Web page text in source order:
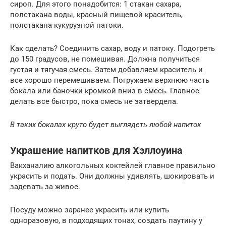
сироп. Для этого понадобится: 1 стакан сахара,
полстакана воды, красный пищевой краситель,
полстакана кукурузной патоки.
Как сделать? Соединить сахар, воду и патоку. Подогреть
до 150 градусов, не помешивая. Должна получиться
густая и тягучая смесь. Затем добавляем краситель и
все хорошо перемешиваем. Погружаем верхнюю часть
бокала или баночки кромкой вниз в смесь. Главное
делать все быстро, пока смесь не затвердела.
В таких бокалах круто будет выглядеть любой напиток
Украшение напитков для Хэллоуина
Вакханалию алкогольных коктейлей главное правильно
украсить и подать. Они должны удивлять, шокировать и
задевать за живое.
Посуду можно заранее украсить или купить
одноразовую, в подходящих тонах, создать паутину у